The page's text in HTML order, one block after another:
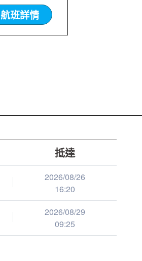
航班詳情
抵達
2026/08/26
16:20
2026/08/29
09:25